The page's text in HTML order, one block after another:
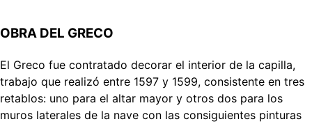
OBRA DEL GRECO
El Greco fue contratado decorar el interior de la capilla,
trabajo que realizó entre 1597 y 1599, consistente en tres
retablos: uno para el altar mayor y otros dos para los
muros laterales de la nave con las consiguientes pinturas